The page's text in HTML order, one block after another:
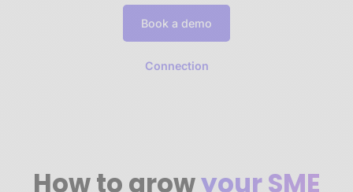
Book a demo
Connection
How to growyour SME